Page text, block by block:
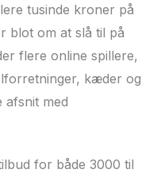
tusinde kroner på
blot om at slå til på
flere online spillere,
kæder og
afsnit med
for både 3000 til